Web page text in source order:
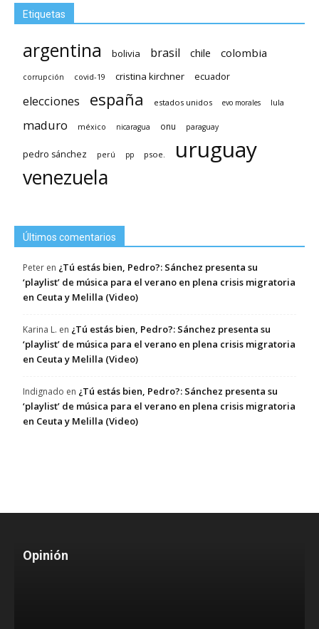
Etiquetas
argentina bolivia brasil chile colombia
corrupción covid-19 cristina kirchner ecuador
elecciones españa estados unidos evo morales lula
maduro méxico nicaragua onu paraguay
pedro sánchez perú pp psoe. uruguay
venezuela
Últimos comentarios
Peter en ¿Tú estás bien, Pedro?: Sánchez presenta su
‘playlist’ de música para el verano en plena crisis migratoria
en Ceuta y Melilla (Video)
Karina L. en ¿Tú estás bien, Pedro?: Sánchez presenta su
‘playlist’ de música para el verano en plena crisis migratoria
en Ceuta y Melilla (Video)
Indignado en ¿Tú estás bien, Pedro?: Sánchez presenta su
‘playlist’ de música para el verano en plena crisis migratoria
en Ceuta y Melilla (Video)
Opinión